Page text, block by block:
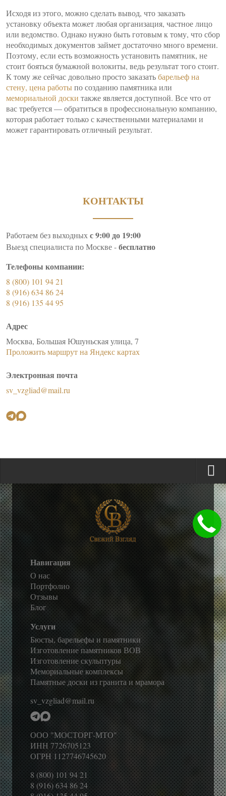
Исходя из этого, можно сделать вывод, что заказать
установку объекта может любая организация, частное лицо
или ведомство. Однако нужно быть готовым к тому, что сбор
необходимых документов займет достаточно много времени.
Поэтому, если есть возможность установить памятник, не
стоит бояться бумажной волокиты, ведь результат того стоит.
К тому же сейчас довольно просто заказатьбарельеф на
стену, цена работыпо созданию памятника или
мемориальной доски также является доступной. Все что от
вас требуется — обратиться в профессиональную компанию,
которая работает только с качественными материалами и
может гарантировать отличный результат.
КОНТАКТЫ
Работаем без выходныхс 9:00 до 19:00
Выезд специалиста по Москве -бесплатно
Телефоны компании:
8 (800) 101 94 21
8 (916) 634 86 24
8 (916) 135 44 95
Адрес
Москва, Большая Юшуньская улица, 7
Проложить маршрут на Яндекс картах
Электронная почта
sv_vzgliad@mail.ru
Навигация
О нас
Портфолио
Отзывы
Блог
Услуги
Бюсты, барельефы и памятники
Изготовление памятников ВОВ
Изготовление скульптуры
Мемориальные комплексы
Памятные доски из гранита и мрамора
sv_vzgliad@mail.ru
ООО "МОСТОРГ-МТО"
ИНН 7726705123
ОГРН 1127746745620
8 (800) 101 94 21
8 (916) 634 86 24